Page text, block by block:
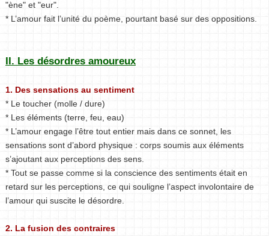
"ène" et "eur".
* L’amour fait l’unité du poème, pourtant basé sur des oppositions.
II. Les désordres amoureux
1. Des sensations au sentiment
* Le toucher (molle / dure)
* Les éléments (terre, feu, eau)
* L’amour engage l’être tout entier mais dans ce sonnet, les
sensations sont d’abord physique : corps soumis aux éléments
s’ajoutant aux perceptions des sens.
* Tout se passe comme si la conscience des sentiments était en
retard sur les perceptions, ce qui souligne l’aspect involontaire de
l’amour qui suscite le désordre.
2. La fusion des contraires